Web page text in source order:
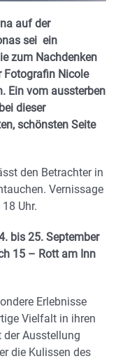
auf der
sei ein
zum Nachdenken
Fotografin Nicole
Ein vom aussterben
dieser
schönsten Seite
den Betrachter in
Vernissage
Uhr.
bis 25. September
15 – Rott am Inn
Erlebnisse
Vielfalt in ihren
Ausstellung
die Kulissen des